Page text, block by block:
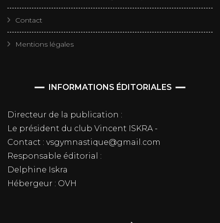
Contact
Mentions légales
INFORMATIONS ÉDITORIALES
Directeur de la publication :
Le président du club Vincent ISKRA -
Contact : vsgymnastique@gmail.com
Responsable éditorial :
Delphine Iskra
Hébergeur : OVH